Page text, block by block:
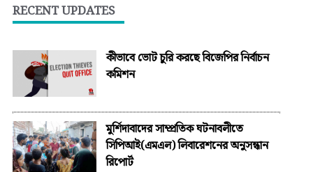
RECENT UPDATES
কীভাবে ভোট চুরি করছে বিজেপির নির্বাচন
কমিশন
মুর্শিদাবাদের সাম্প্রতিক ঘটনাবলীতে
সিপিআই(এমএল) লিবারেশনের অনুসন্ধান
রিপোর্ট